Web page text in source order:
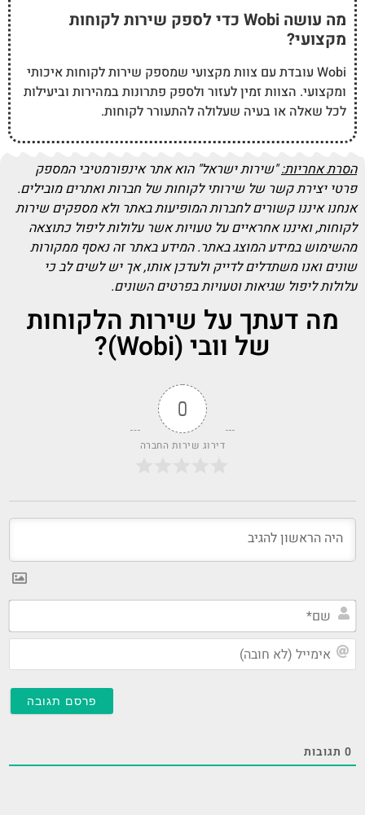
מה עושה Wobi כדי לספק שירות לקוחות
מקצועי?
Wobi עובדת עם צוות מקצועי שמספק שירות לקוחות איכותי
ומקצועי. הצוות זמין לעזור ולספק פתרונות במהירות וביעילות
לכל שאלה או בעיה שעלולה להתעורר לקוחות.
הסרת אחריות:"שירות ישראל" הוא אתר אינפורמטיבי המספק
פרטי יצירת קשר של שירותי לקוחות של חברות ואתרים מובילים.
אנחנו איננו קשורים לחברות המופיעות באתר ולא מספקים שירות
לקוחות, ואיננו אחראיים על טעויות אשר עלולות ליפול כתוצאה
מהשימוש במידע המוצג באתר. המידע באתר זה נאסף ממקורות
שונים ואנו משתדלים לדייק ולעדכן אותו, אך יש לשים לב כי
עלולות ליפול שגיאות וטעויות בפרטים השונים.
מה דעתך על שירות הלקוחות
של וובי (Wobi)?
0
דירוג שירות החברה
0 תגובות